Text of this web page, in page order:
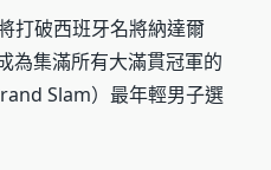
打破西班牙名將納達爾
為集滿所有大滿貫冠軍的
Slam）最年輕男子選